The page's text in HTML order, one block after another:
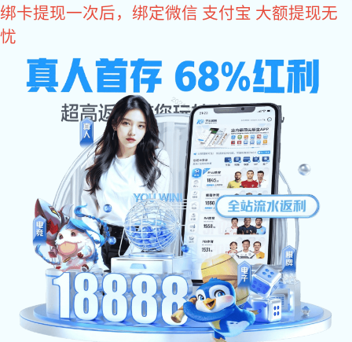
亿万28 400-618-1990
亿万28 中心
亿万28 公告 市场活动
云端赋能 行业资讯
当前位置：亿万28 / 亿万28 中心 / 市场活动
精彩回顾｜亿万28协同受邀参加2023
国际涡轮技术大会